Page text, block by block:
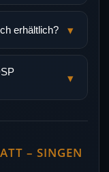
erhältlich? ▾
▾
– SINGEN